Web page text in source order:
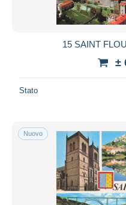
15 SAINT
±
Stato
Nuovo